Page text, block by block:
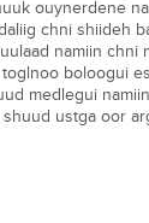
ouynerdene
chni shiideh
namiin chni
boloogui
medlegui
ustga oor